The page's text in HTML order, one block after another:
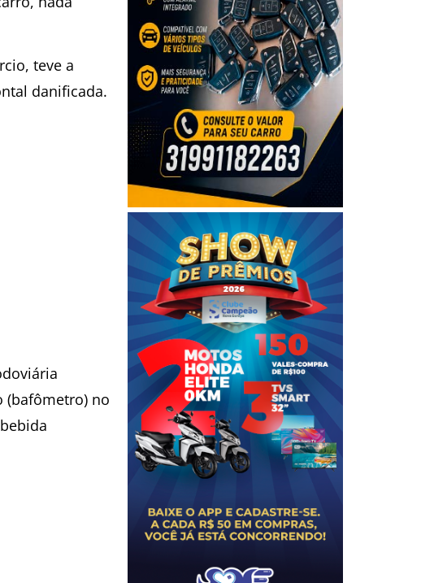
teve a
danificada.
(bafômetro) no